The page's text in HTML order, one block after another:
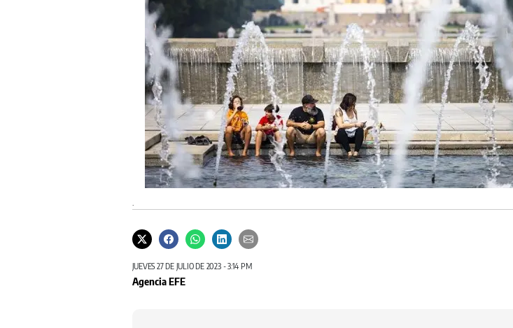
.
JUEVES 27 DE JULIO DE 2023 - 3:14 PM
Agencia EFE